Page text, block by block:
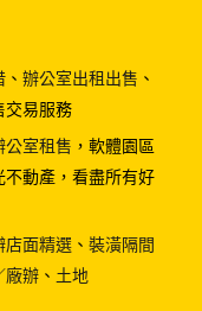
、 辦公室出租出售 、
交易服務
公室租售 ，軟體園區
動產，看盡所有好
店面精選 、 裝潢隔間
廠辦 、 土地